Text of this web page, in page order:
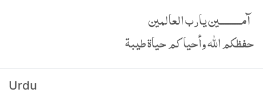
آمـــــــــين يارب العالمين
حفظكم الله وأحياكم حياة طيبة
Urdu